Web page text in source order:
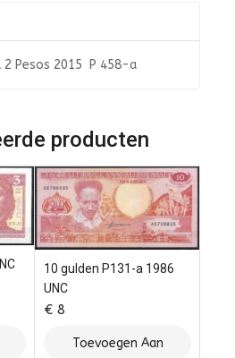
2 Pesos 2015 P 458-a
producten
10 gulden P131-a 1986
UNC
€ 8
Toevoegen Aan